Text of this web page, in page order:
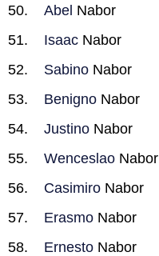
Abel Nabor
Isaac Nabor
Sabino Nabor
Benigno Nabor
Justino Nabor
Wenceslao Nabor
Casimiro Nabor
Erasmo Nabor
Ernesto Nabor